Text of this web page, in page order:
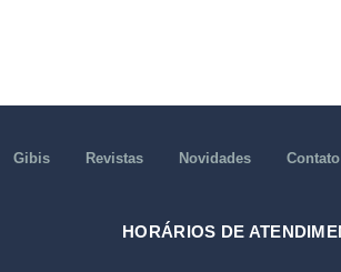
Gibis Revistas Novidades Contato
HORÁRIOS DE